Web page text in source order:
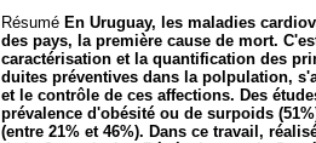
Résumé En Uruguay, les maladies
des pays, la première cause de mort.
caractérisation et la quantification des
duites préventives dans la polpulation,
et le contrôle de ces affections. Des
prévalence d'obésité ou de surpoids
(entre 21% et 46%). Dans ce travail,